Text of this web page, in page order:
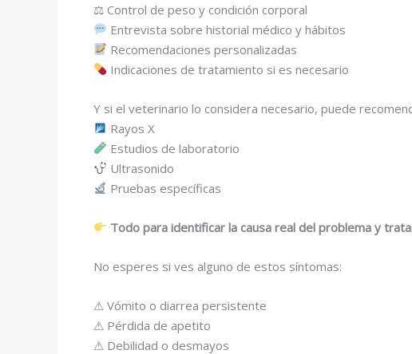
⚖ Control de peso y condición corporal
Entrevista sobre historial médico y hábitos
Recomendaciones personalizadas
Indicaciones de tratamiento si es necesario
Y si el veterinario lo considera necesario, puede
Rayos X
Estudios de laboratorio
Ultrasonido
Pruebas específicas
Todo para identificar la causa real del problema y
No esperes si ves alguno de estos síntomas:
⚠ Vómito o diarrea persistente
⚠ Pérdida de apetito
⚠ Debilidad o desmayos